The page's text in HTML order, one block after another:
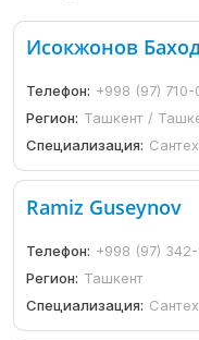
Исокжонов
Телефон: +998 (97)
Регион: Ташкент /
Специализация:
Ramiz Guseynov
Телефон: +998 (97)
Регион: Ташкент
Специализация: